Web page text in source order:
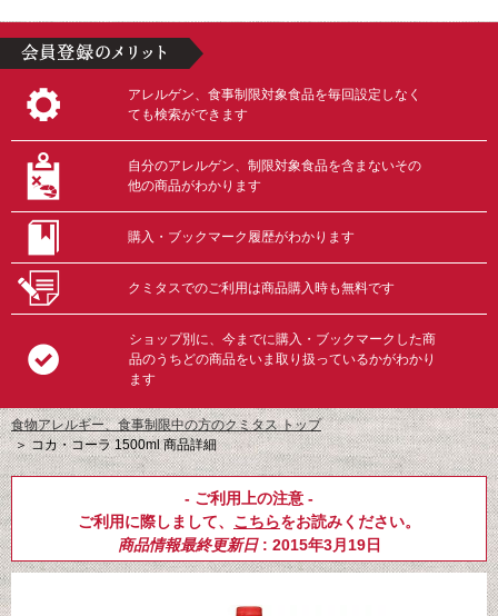
アレルゲン、食事制限対象食品を毎回設定しなく
ても検索ができます
自分のアレルゲン、制限対象食品を含まないその
他の商品がわかります
購入・ブックマーク履歴がわかります
クミタスでのご利用は商品購入時も無料です
ショップ別に、今までに購入・ブックマークした商
品のうちどの商品をいま取り扱っているかがわかり
ます
食物アレルギー、食事制限中の方のクミタス トップ
＞コカ・コーラ 1500ml 商品詳細
- ご利用上の注意 -
ご利用に際しまして、 こちらをお読みください。
商品情報最終更新日: 2015年3月19日